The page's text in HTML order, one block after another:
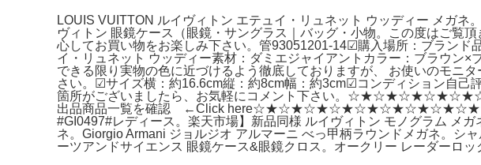
LOUIS VUITTON ルイヴィトン エテュイ・リュネット ウッディー メガ
ヴィトン 眼鏡ケース（眼鏡・サングラス｜バッグ・小物。この度はご覧
心してお買い物をお楽しみ下さい。管93051201-14☑購入場所：ブラン
イ・リュネット ウッディー素材：ダミエジャイアントカラー：ブラ
できる限り実物の色に近づけるよう徹底しておりますが、 お使いのモニ
さい。☑サイズ横：約16.6cm縦：約8cm幅：約3cm☑コンディション自己
箇所がございましたら、お気軽にコメント下さい。
出品商品一覧を確認 ←Click
#GI0497#レディース。楽天市場】新品同様 ルイヴィトン モノグラム メ
ネ。Giorgio Armani ジョルジオ アルマーニ べっ甲柄ラウンドメガネ。
ーツアンドサイエンス 眼鏡ケース&眼鏡クロス。オークリー レーダーロ